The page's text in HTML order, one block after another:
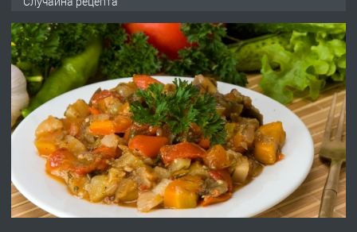
преди 10 месеца
ПРЕДЛАГА
Професионална броячна машина -
със сертификат от ЕЦБ
преди 1 година
ПРЕДЛАГА
Професионална зеленчукорезачка